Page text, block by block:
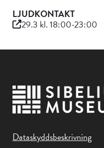
LJUDKONTAKT
29.3 kl. 18:00-23:00
Dataskyddsbeskrivning